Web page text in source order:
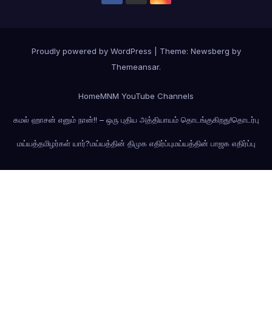
Proudly powered by WordPress Theme: Newsberg by
Themeansar.
HomeMNM YouTube Channels
கமல் ஹாசன் எனும் நான்!! – ஒரு புதிய அத்தியாயம் தொடங்குகிறது!தொடர்பு
மய்யத்தமிழர்கள் யார்?மய்யத்தின் திமுக எதிர்ப்புமய்யத்தின் பாஜக எதிர்ப்பு